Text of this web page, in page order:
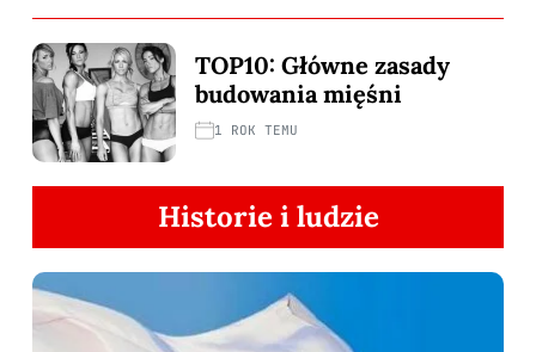
TOP10: Główne zasady
budowania mięśni
1 ROK TEMU
Historie i ludzie